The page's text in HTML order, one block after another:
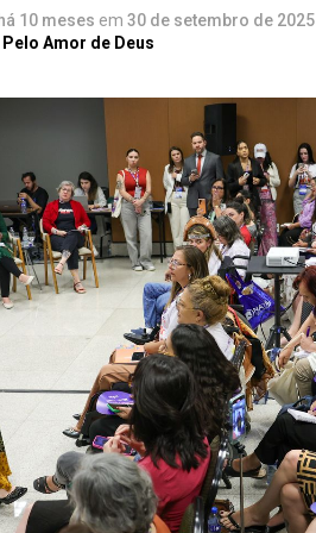
há 10 meses em 30 de setembro de 2025
Amor de Deus